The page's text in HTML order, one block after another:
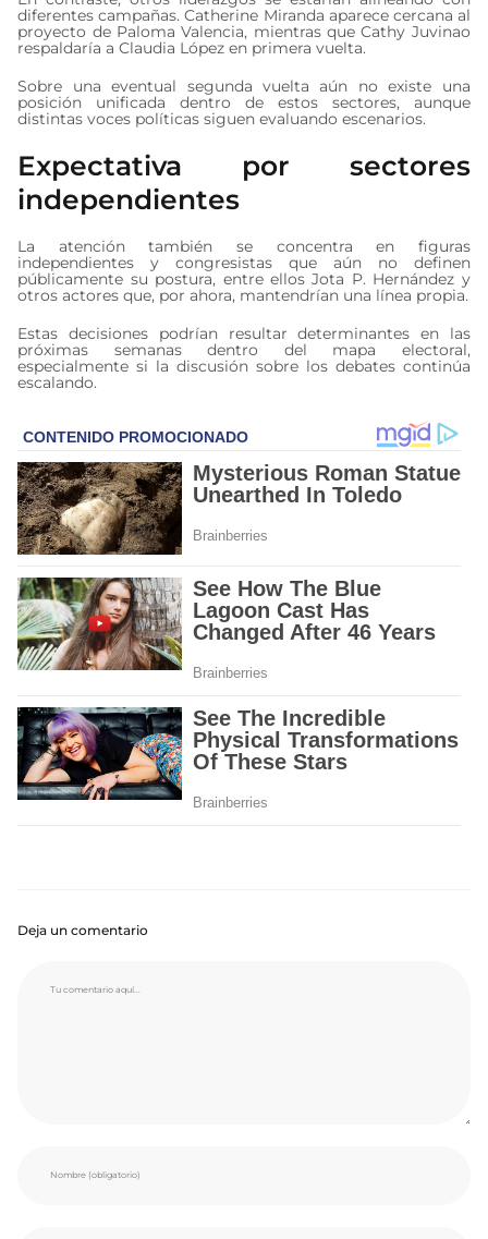
diferentes campañas. Catherine Miranda aparece cercana al
proyecto de Paloma Valencia, mientras que Cathy Juvinao
respaldaría a Claudia López en primera vuelta.
Sobre una eventual segunda vuelta aún no existe una
posición unificada dentro de estos sectores, aunque
distintas voces políticas siguen evaluando escenarios.
Expectativa por sectores
independientes
La atención también se concentra en figuras
independientes y congresistas que aún no definen
públicamente su postura, entre ellos Jota P. Hernández y
otros actores que, por ahora, mantendrían una línea propia.
Estas decisiones podrían resultar determinantes en las
próximas semanas dentro del mapa electoral,
especialmente si la discusión sobre los debates continúa
escalando.
Deja un comentario